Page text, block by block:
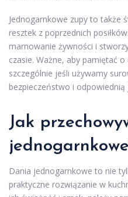
Jednogarnkowe zupy to także
resztek z poprzednich
marnowanie żywności i
czasie. Ważne, aby pamiętać
szczególnie jeśli używamy
bezpieczeństwo i
Jak
Dania jednogarnkowe to nie
praktyczne rozwiązanie w